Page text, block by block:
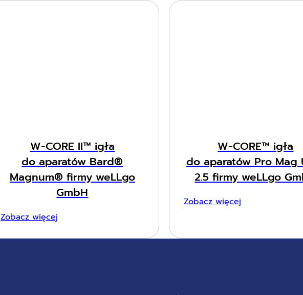
W-CORE II™ igła
do aparatów Bard®
Magnum® firmy weLLgo
GmbH
Zobacz więcej
W-CORE™ igła
do aparatów Pro Mag
2.5 firmy weLLgo
Zobacz więcej